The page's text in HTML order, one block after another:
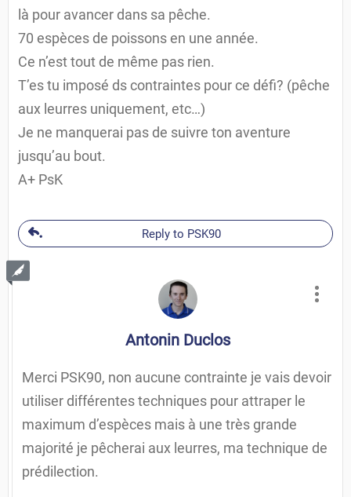
là pour avancer dans sa pêche.
70 espèces de poissons en une année.
Ce n’est tout de même pas rien.
T’es tu imposé ds contraintes pour ce défi? (pêche
aux leurres uniquement, etc…)
Je ne manquerai pas de suivre ton aventure
jusqu’au bout.
A+ PsK
Reply to PSK90
Antonin Duclos
Merci PSK90, non aucune contrainte je vais devoir
utiliser différentes techniques pour attraper le
maximum d’espèces mais à une très grande
majorité je pêcherai aux leurres, ma technique de
prédilection.